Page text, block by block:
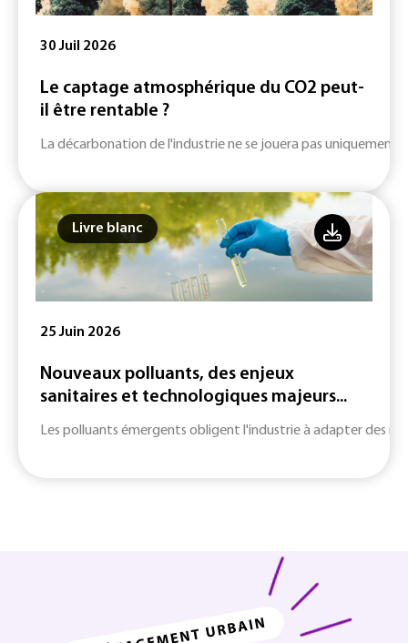
30 Juil 2026
Le captage atmosphérique du CO2 peut-
il être rentable ?
La décarbonation de l'industrie ne se jouera pas uniquement
Livre blanc
25 Juin 2026
Nouveaux polluants, des enjeux
sanitaires et technologiques majeurs...
Les polluants émergents obligent l'industrie à adapter des